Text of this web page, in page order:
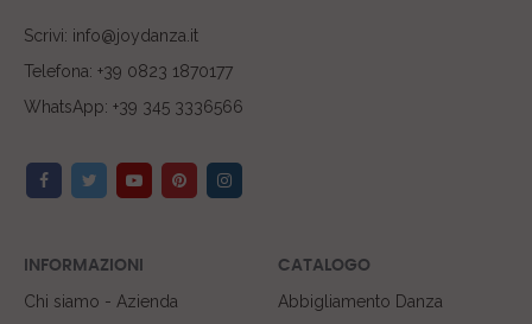
Scrivi: info@joydanza.it
Telefona: +39 0823 1870177
WhatsApp: +39 345 3336566
INFORMAZIONI
Chi siamo - Azienda
CATALOGO
Abbigliamento Danza